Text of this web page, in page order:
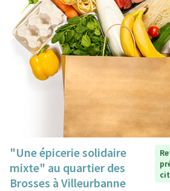
"Une épicerie solidaire
mixte" au quartier des
Brosses à Villeurbanne